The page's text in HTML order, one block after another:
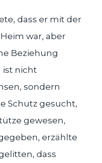
dass er mit der
war, aber
Beziehung
ist nicht
sondern
Schutz gesucht,
gewesen,
erzählte
dass